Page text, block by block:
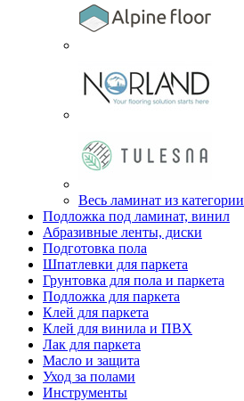
Весь ламинат из категории
Подложка под ламинат, винил
Абразивные ленты, диски
Подготовка пола
Шпатлевки для паркета
Грунтовка для пола и паркета
Подложка для паркета
Клей для паркета
Клей для винила и ПВХ
Лак для паркета
Масло и защита
Уход за полами
Инструменты